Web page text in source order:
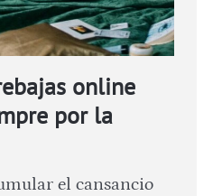
online
por la
el cansancio